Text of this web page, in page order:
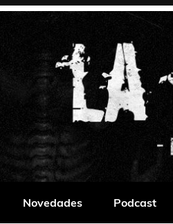
235
Novedades Podcast